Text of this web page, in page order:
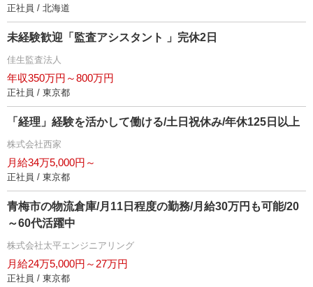
正社員 / 北海道
未経験歓迎「監査アシスタント 」完休2日
佳生監査法人
年収350万円～800万円
正社員 / 東京都
「経理」経験を活かして働ける/土日祝休み/年休125日以上
株式会社西家
月給34万5,000円～
正社員 / 東京都
青梅市の物流倉庫/月11日程度の勤務/月給30万円も可能/20
～60代活躍中
株式会社太平エンジニアリング
月給24万5,000円～27万円
正社員 / 東京都